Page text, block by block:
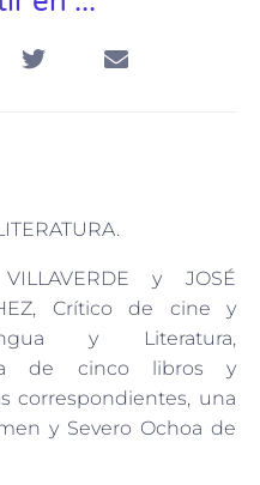
y JOSÉ
Crítico de cine y
y Literatura,
de cinco libros y
correspondientes, una
y Severo Ochoa de